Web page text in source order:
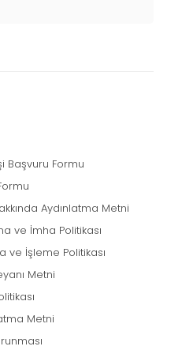
Başvuru Formu
Aydınlatma Metni
ve İmha Politikası
ve İşleme Politikası
Metni
Metni